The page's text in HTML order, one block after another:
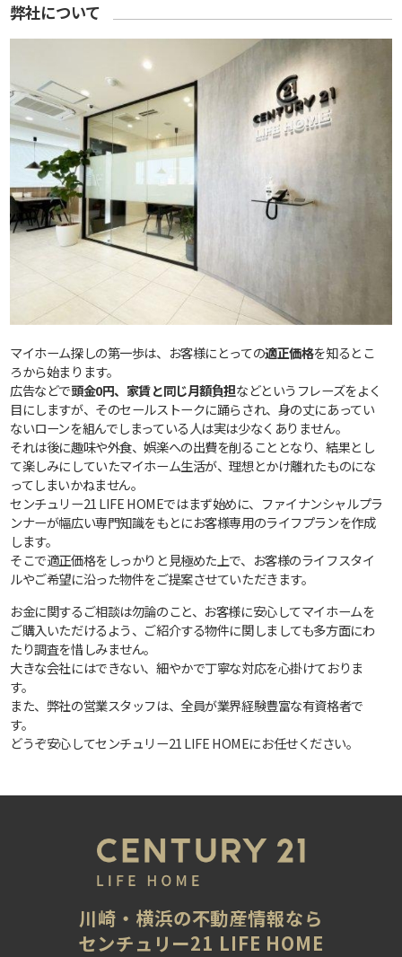
弊社について
マイホーム探しの第一歩は、お客様にとっての適正価格を知るとこ
ろから始まります。
広告などで頭金0円、家賃と同じ月額負担などというフレーズをよく
目にしますが、そのセールストークに踊らされ、身の丈にあってい
ないローンを組んでしまっている人は実は少なくありません。
それは後に趣味や外食、娯楽への出費を削ることとなり、結果とし
て楽しみにしていたマイホーム生活が、理想とかけ離れたものにな
ってしまいかねません。
センチュリー21 LIFE HOMEではまず始めに、ファイナンシャルプラ
ンナーが幅広い専門知識をもとにお客様専用のライフプランを作成
します。
そこで適正価格をしっかりと見極めた上で、お客様のライフスタイ
ルやご希望に沿った物件をご提案させていただきます。
お金に関するご相談は勿論のこと、お客様に安心してマイホームを
ご購入いただけるよう、ご紹介する物件に関しましても多方面にわ
たり調査を惜しみません。
大きな会社にはできない、細やかで丁寧な対応を心掛けておりま
す。
また、弊社の営業スタッフは、全員が業界経験豊富な有資格者で
す。
どうぞ安心してセンチュリー21 LIFE HOMEにお任せください。
川崎・横浜の不動産情報なら
センチュリー21 LIFE HOME